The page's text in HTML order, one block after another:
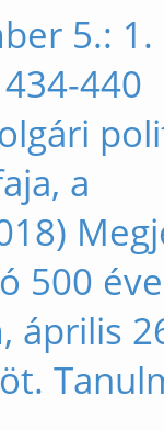
5.:
440
a
500
április